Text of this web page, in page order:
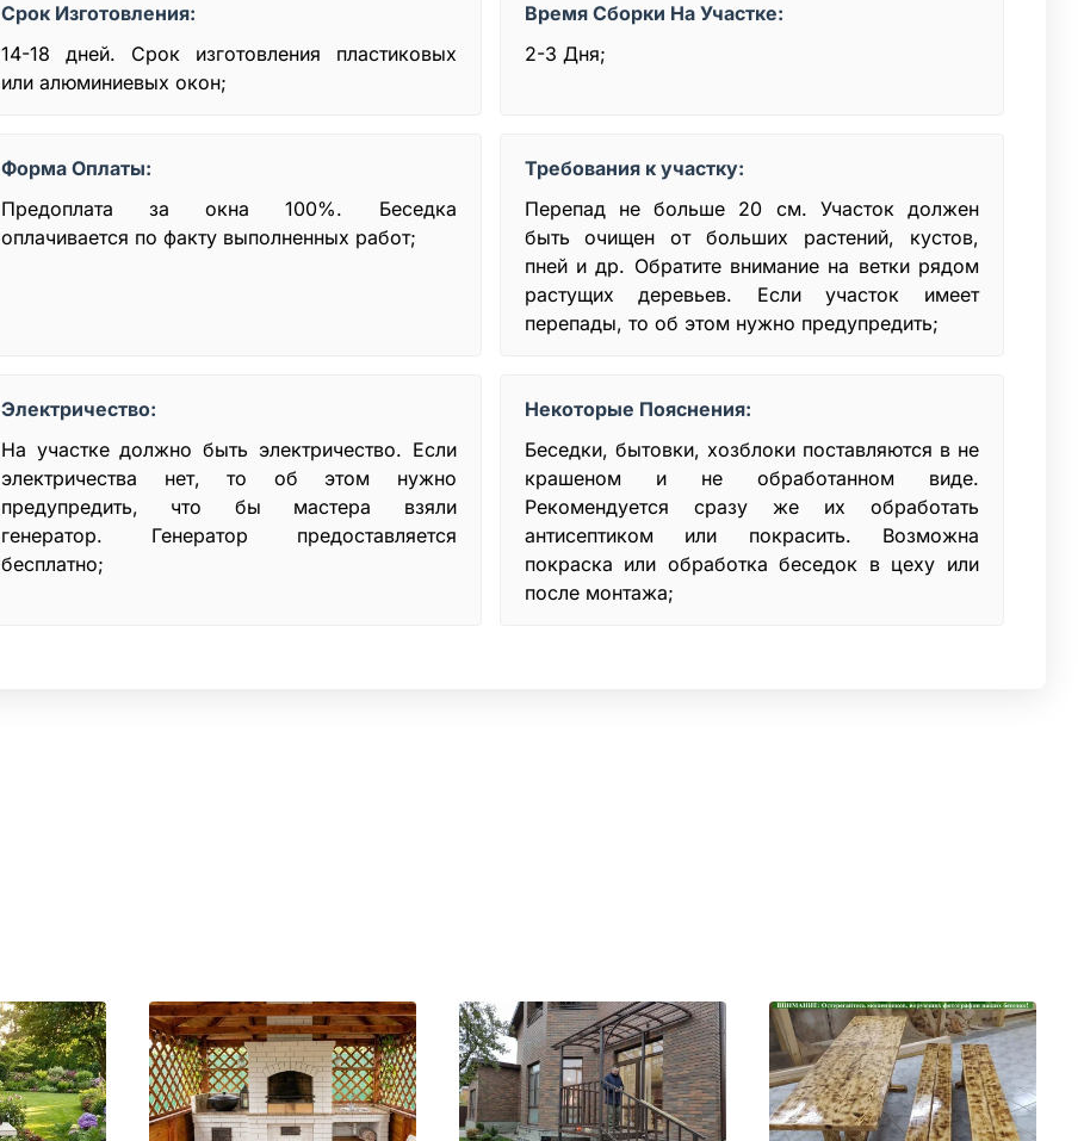
Срок Изготовления:
14-18 дней. Срок изготовления пластиковых
или алюминиевых окон;
Время Сборки На Участке:
2-3 Дня;
Форма Оплаты:
Предоплата за окна 100%. Беседка
оплачивается по факту выполненных работ;
Требования к участку:
Перепад не больше 20 см. Участок должен
быть очищен от больших растений, кустов,
пней и др. Обратите внимание на ветки рядом
растущих деревьев. Если участок имеет
перепады, то об этом нужно предупредить;
Электричество:
На участке должно быть электричество. Если
электричества нет, то об этом нужно
предупредить, что бы мастера взяли
генератор. Генератор предоставляется
бесплатно;
Некоторые Пояснения:
Беседки, бытовки, хозблоки поставляются в не
крашеном и не обработанном виде.
Рекомендуется сразу же их обработать
антисептиком или покрасить. Возможна
покраска или обработка беседок в цеху или
после монтажа;